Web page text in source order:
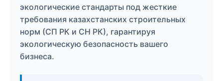
экологические стандарты под жесткие
требования казахстанских строительных
норм (СП РК и СН РК), гарантируя
экологическую безопасность вашего
бизнеса.